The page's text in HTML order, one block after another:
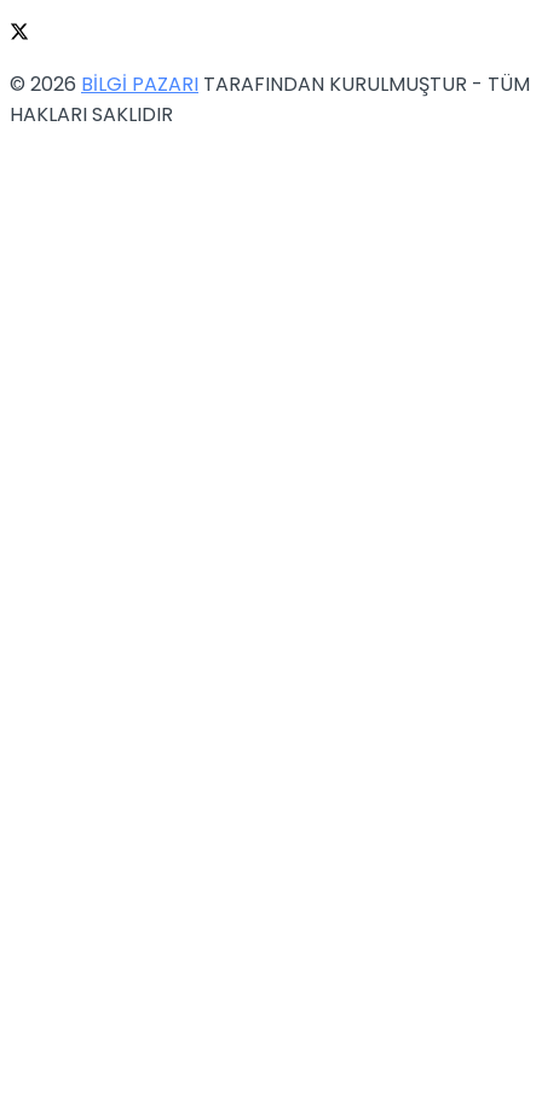
© 2026 BİLGİ PAZARI TARAFINDAN KURULMUŞTUR - TÜM
HAKLARI SAKLIDIR